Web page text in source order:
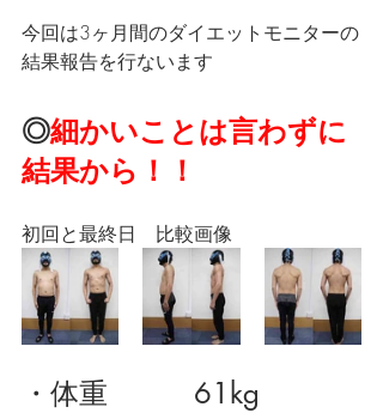
今回は3ヶ月間のダイエットモニターの
結果報告を行ないます
◎細かいことは言わずに
結果から！！
初回と最終日　比較画像
・体重　　　61kg